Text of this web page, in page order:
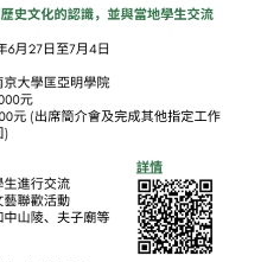
Aid Schemes